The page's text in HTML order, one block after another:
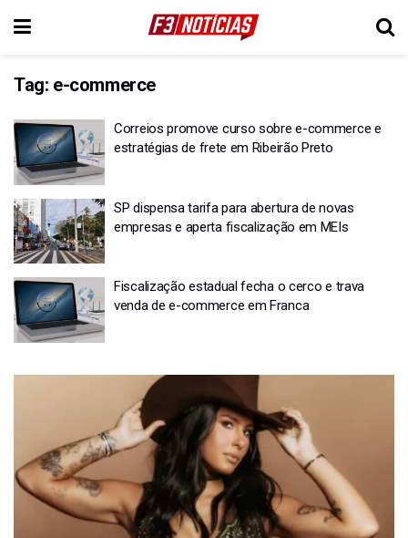
Tag: e-commerce
Correios promove curso sobre e-commerce e
estratégias de frete em Ribeirão Preto
SP dispensa tarifa para abertura de novas
empresas e aperta fiscalização em MEIs
Fiscalização estadual fecha o cerco e trava
venda de e-commerce em Franca